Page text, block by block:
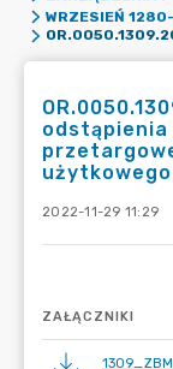
WRZESIEŃ
użytkowego
2022-11-29 11:29
ZAŁĄCZNIKI